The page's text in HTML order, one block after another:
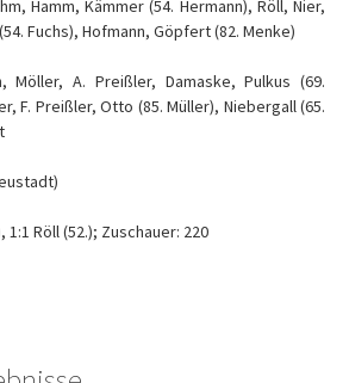
Hamm, Kämmer (54. Hermann), Röll, Nier,
Fuchs), Hofmann, Göpfert (82. Menke)
Möller, A. Preißler, Damaske, Pulkus (69.
F. Preißler, Otto (85. Müller), Niebergall (65.
1:1 Röll (52.); Zuschauer: 220